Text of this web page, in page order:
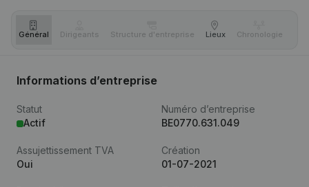
Général Dirigeants Structure d'entreprise Lieux Chronologie
Informations d’entreprise
Statut
Actif
Numéro d’entreprise
BE0770.631.049
Assujettissement TVA
Oui
Création
01-07-2021